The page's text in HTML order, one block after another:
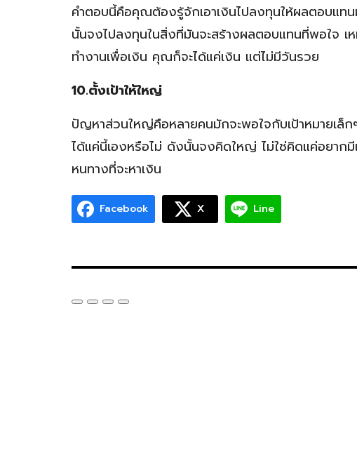
คำตอบนี้คือคุณต้องรู้จักเอาเงินไปลงทุนให้ผลตอบแ
นั้นจงไปลงทุนในสิ่งที่มันจะสร้างผลตอบแทนที่พอใจ
ทำงานเพื่อเงิน คุณก็จะได้แค่เงิน แต่ไม่มีวันรวย
10.ตั้งเป้าให้ใหญ่
ปัญหาส่วนใหญ่คือหลายคนมักจะพอใจกับเป้าหมายเ
ได้แค่นี้เองหรือไม่ ดังนั้นจงคิดใหญ่ ไม่ใช่คิดแค่อยาก
หนทางที่จะหาเงิน
Facebook X Line